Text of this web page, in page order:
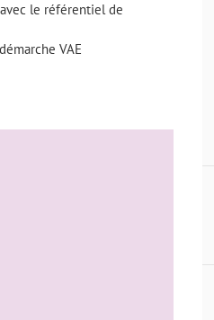
le référentiel de
VAE